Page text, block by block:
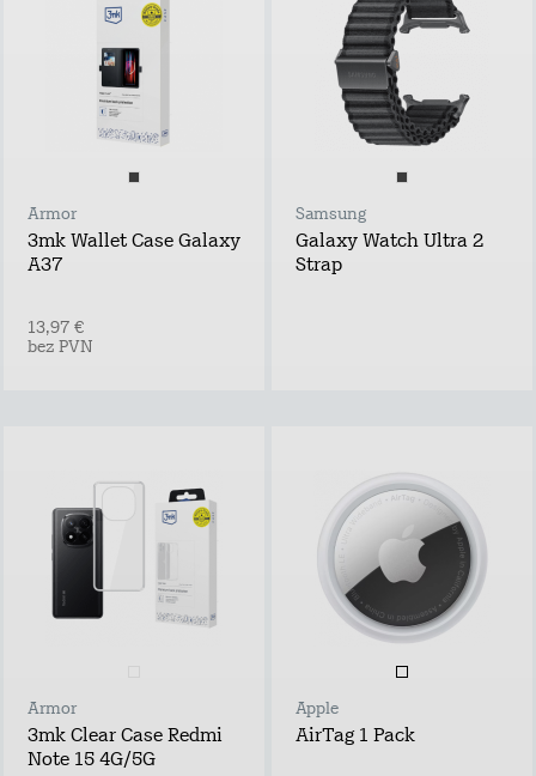
Armor
3mk Wallet Case Galaxy
A37
13,97 €
bez PVN
Samsung
Galaxy Watch Ultra 2
Strap
Armor
3mk Clear Case Redmi
Note 15 4G/5G
Apple
AirTag 1 Pack